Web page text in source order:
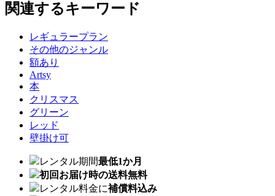
関連するキーワード
レギュラープラン
その他のジャンル
額あり
Artsy
本
クリスマス
グリーン
レッド
壁掛け可
レンタル期間最低1か月
初回お届け時の送料無料
レンタル料金に補償料込み